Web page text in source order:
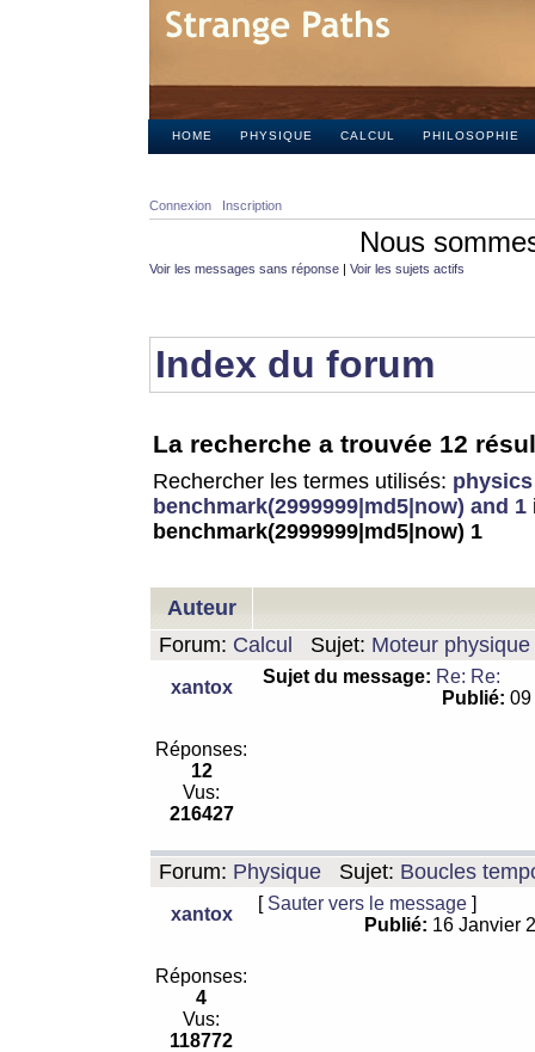
HOME PHYSIQUE CALCUL PHILOSOPHIE
Connexion Inscription
Nous
Voir les messages sans réponse | Voir les sujets actifs
Index du forum
La recherche a trouvée 12
Rechercher les termes utilisés:
benchmark(2999999|md5|now) and 1
benchmark(2999999|md5|now) 1
Auteur
Forum: Calcul Sujet: Moteur
xantox
Sujet du message: Re: Re:
Publié:
Réponses:
12
Vus:
216427
Forum: Physique Sujet: Boucles
xantox
[ Sauter vers le message ]
Publié: 16 Janvier
Réponses:
4
Vus:
118772